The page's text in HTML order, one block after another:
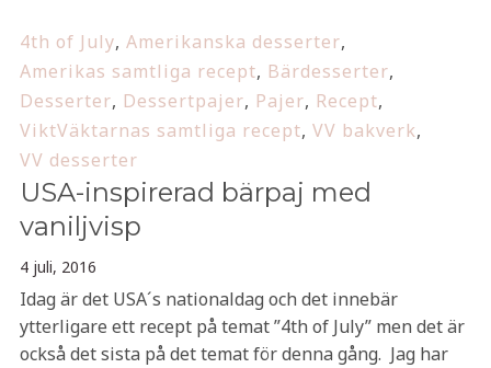
4th of July, Amerikanska desserter,
Amerikas samtliga recept, Bärdesserter,
Desserter, Dessertpajer, Pajer, Recept,
ViktVäktarnas samtliga recept, VV bakverk,
VV desserter
USA-inspirerad bärpaj med
vaniljvisp
4 juli, 2016
Idag är det USA´s nationaldag och det innebär
ytterligare ett recept på temat ”4th of July” men det är
också det sista på det temat för denna gång. Jag har